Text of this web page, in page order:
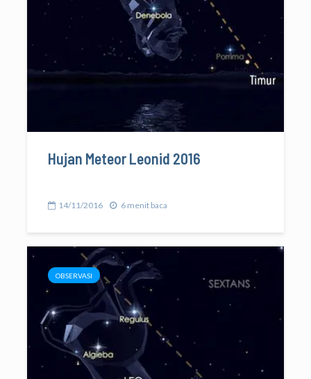
Hujan Meteor Leonid 2016
14/11/2016 6 menit baca
OBSERVASI